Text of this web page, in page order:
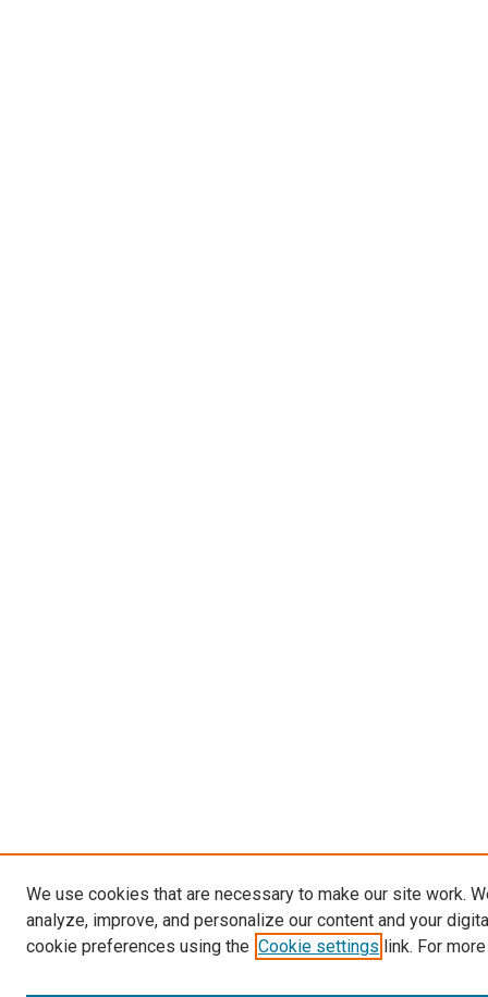
We use cookies that are necessary to make our site work.
analyze, improve, and personalize our content and your
cookie preferences using the Cookie settings link. For